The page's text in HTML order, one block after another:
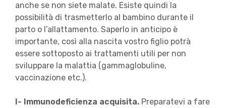
anche se non siete malate. Esiste quindi la
possibilità di trasmetterlo al bambino durante il
parto o l’allattamento. Saperlo in anticipo è
importante, così alla nascita vostro figlio potrà
essere sottoposto ai trattamenti utili per non
sviluppare la malattia (gammaglobuline,
vaccinazione etc.).
I- Immunodeficienza acquisita.Preparatevi a fare